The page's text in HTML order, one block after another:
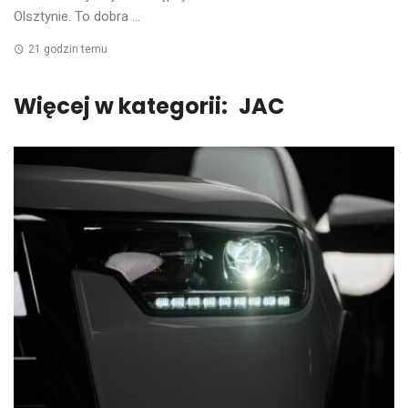
Olsztynie. To dobra ...
21 godzin temu
Więcej w kategorii: JAC